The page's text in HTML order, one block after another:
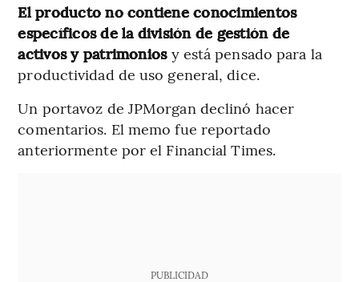
El producto no contiene conocimientos
específicos de la división de gestión de
activos y patrimoniosy está pensado para la
productividad de uso general, dice.
Un portavoz de JPMorgan declinó hacer
comentarios. El memo fue reportado
anteriormente por el Financial Times.
PUBLICIDAD